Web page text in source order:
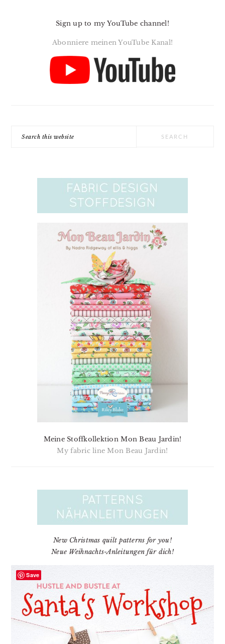
Sign up to my YouTube channel!
Abonniere meinen YouTube Kanal!
Meine Stoffkollektion Mon Beau Jardin!
My fabric line Mon Beau Jardin!
New Christmas quilt patterns for you!
Neue Weihnachts-Anleitungen für dich!
Save